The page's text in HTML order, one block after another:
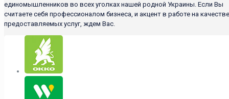
единомышленников во всех уголках нашей родной Украины. Если Вы
считаете себя профессионалом бизнеса, и акцент в работе на качестве
предоставляемых услуг, ждем Вас.